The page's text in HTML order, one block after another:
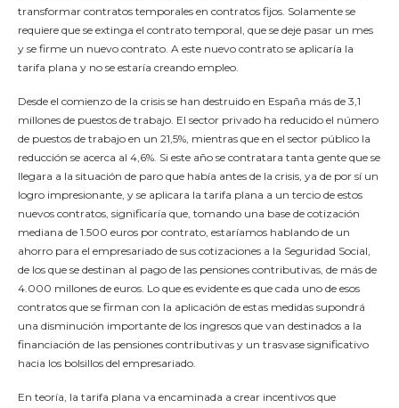
transformar contratos temporales en contratos fijos. Solamente se
requiere que se extinga el contrato temporal, que se deje pasar un mes
y se firme un nuevo contrato. A este nuevo contrato se aplicaría la
tarifa plana y no se estaría creando empleo.
Desde el comienzo de la crisis se han destruido en España más de 3,1
millones de puestos de trabajo. El sector privado ha reducido el número
de puestos de trabajo en un 21,5%, mientras que en el sector público la
reducción se acerca al 4,6%. Si este año se contratara tanta gente que se
llegara a la situación de paro que había antes de la crisis, ya de por sí un
logro impresionante, y se aplicara la tarifa plana a un tercio de estos
nuevos contratos, significaría que, tomando una base de cotización
mediana de 1.500 euros por contrato, estaríamos hablando de un
ahorro para el empresariado de sus cotizaciones a la Seguridad Social,
de los que se destinan al pago de las pensiones contributivas, de más de
4.000 millones de euros. Lo que es evidente es que cada uno de esos
contratos que se firman con la aplicación de estas medidas supondrá
una disminución importante de los ingresos que van destinados a la
financiación de las pensiones contributivas y un trasvase significativo
hacia los bolsillos del empresariado.
En teoría, la tarifa plana va encaminada a crear incentivos que